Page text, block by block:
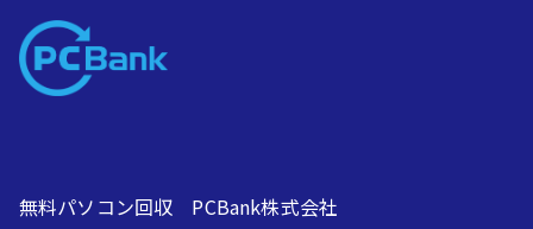
無料パソコン回収 PCBank株式会社